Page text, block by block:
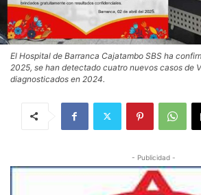
El Hospital de Barranca Cajatambo SBS ha
2025, se han detectado cuatro nuevos casos de
diagnosticados en 2024.
- Publicidad -